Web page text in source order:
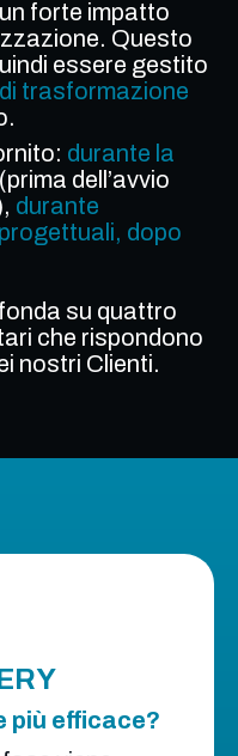
forte impatto
Questo
essere gestito
trasformazione
durante la
(prima dell’avvio
durante
dopo
su quattro
che rispondono
nostri Clienti.
più efficace?